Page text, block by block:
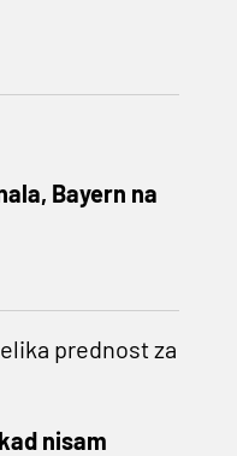
Bayern na
prednost za
nisam